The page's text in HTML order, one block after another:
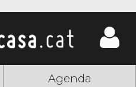
Agenda